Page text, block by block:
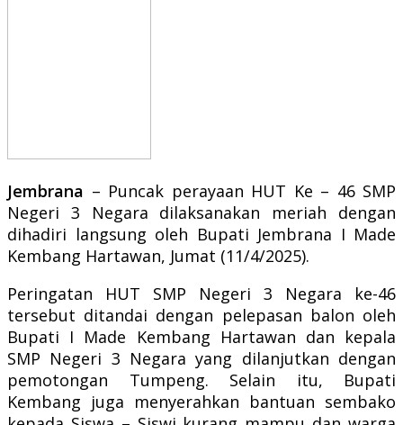
Jembrana – Puncak perayaan HUT Ke – 46 SMP
Negeri 3 Negara dilaksanakan meriah dengan
dihadiri langsung oleh Bupati Jembrana I Made
Kembang Hartawan, Jumat (11/4/2025).
Peringatan HUT SMP Negeri 3 Negara ke-46
tersebut ditandai dengan pelepasan balon oleh
Bupati I Made Kembang Hartawan dan kepala
SMP Negeri 3 Negara yang dilanjutkan dengan
pemotongan Tumpeng. Selain itu, Bupati
Kembang juga menyerahkan bantuan sembako